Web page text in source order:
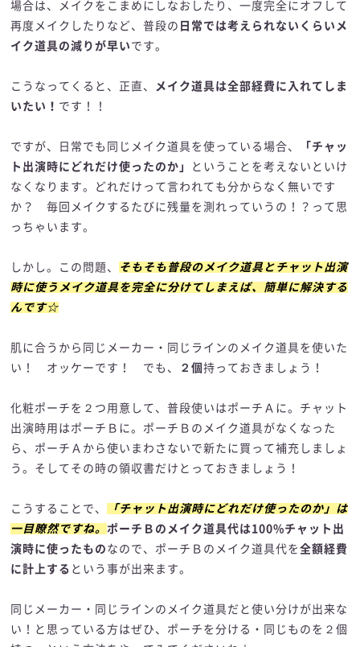
場合は、メイクをこまめにしなおしたり、一度完全にオフして
再度メイクしたりなど、普段の 日常では考えられないくらいメ
イク道具の減りが早い です。
こうなってくると、正直、
メイク道具は全部経費に入れてしま
いたい！ です！！
ですが、日常でも同じメイク道具を使っている場合、
「チャッ
ト出演時にどれだけ使ったのか」
ということを考えないといけ
なくなります。どれだけって言われても分からなく無いです
か？ 毎回メイクするたびに残量を測れっていうの！？って思
っちゃいます。
しかし。この問題、
そもそも普段のメイク道具とチャット出演
時に使うメイク道具を完全に分けてしまえば、簡単に解決する
んです☆
肌に合うから同じメーカー・同じラインのメイク道具を使いた
い！ オッケーです！ でも、
２個持っておきましょう！
化粧ポーチを２つ用意して、普段使いはポーチＡに。チャット
出演時用はポーチＢに。ポーチＢのメイク道具がなくなった
ら、ポーチＡから使いまわさないで新たに買って補充しましょ
う。そしてその時の領収書だけとっておきましょう！
こうすることで、
「チャット出演時にどれだけ使ったのか」は
一目瞭然ですね。ポーチＢのメイク道具代は100%チャット出
演時に使ったもの なので、ポーチＢのメイク道具代を全額経費
に計上する という事が出来ます。
同じメーカー・同じラインのメイク道具だと使い分けが出来な
い！と思っている方はぜひ、ポーチを分ける・同じものを２個